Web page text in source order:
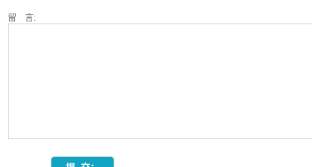
留 言: